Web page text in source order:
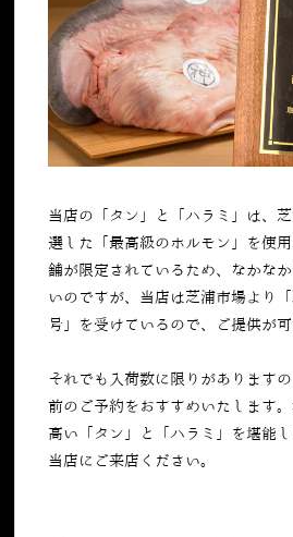
当店の「タン」と「ハラミ」は、
選した「最高級のホルモン」を使
舗が限定されているため、なかな
いのですが、当店は芝浦市場より
号」を受けているので、ご提供が可
それでも入荷数に限りがあります
前のご予約をおすすめいたします
高い「タン」と「ハラミ」を堪能
当店にご来店ください。